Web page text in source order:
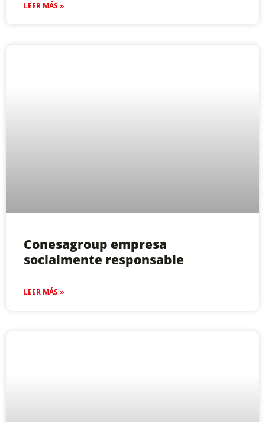
LEER MÁS »
Conesagroup empresa
socialmente responsable
LEER MÁS »